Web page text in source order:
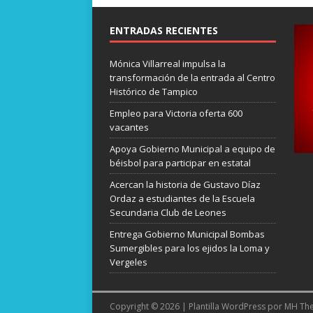
ENTRADAS RECIENTES
Mónica Villarreal impulsa la
transformación de la entrada al Centro
Histórico de Tampico
Empleo para Victoria oferta 600
vacantes
Apoya Gobierno Municipal a equipo de
béisbol para participar en estatal
Acercan la historia de Gustavo Díaz
Ordaz a estudiantes de la Escuela
Secundaria Club de Leones
Entrega Gobierno Municipal Bombas
Sumergibles para los ejidos la Loma y
Vergeles
Copyright © 2026 | Plantilla WordPress por MH